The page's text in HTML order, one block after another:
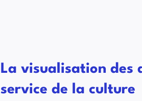
La visualisation des
service de la culture